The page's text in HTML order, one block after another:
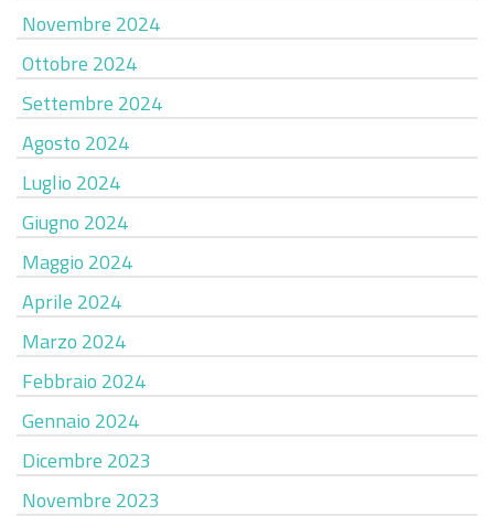
Novembre 2024
Ottobre 2024
Settembre 2024
Agosto 2024
Luglio 2024
Giugno 2024
Maggio 2024
Aprile 2024
Marzo 2024
Febbraio 2024
Gennaio 2024
Dicembre 2023
Novembre 2023